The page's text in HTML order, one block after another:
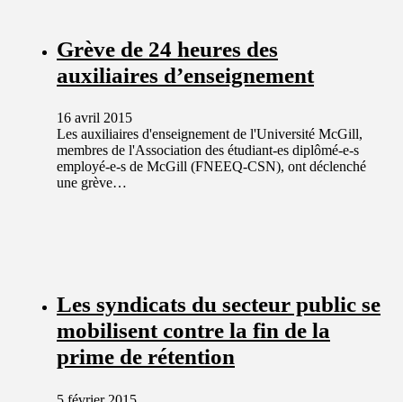
Grève de 24 heures des
auxiliaires d’enseignement
16 avril 2015
Les auxiliaires d'enseignement de l'Université McGill,
membres de l'Association des étudiant-es diplômé-e-s
employé-e-s de McGill (FNEEQ-CSN), ont déclenché
une grève…
Les syndicats du secteur public se
mobilisent contre la fin de la
prime de rétention